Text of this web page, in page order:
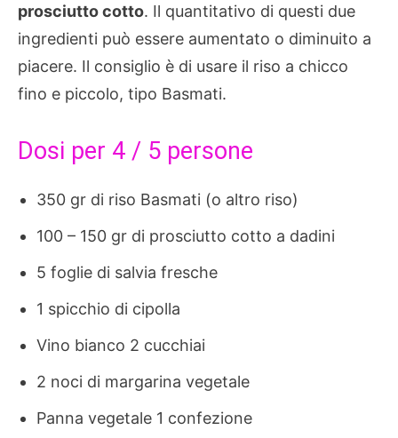
prosciutto cotto. Il quantitativo di questi due
ingredienti può essere aumentato o diminuito a
piacere. Il consiglio è di usare il riso a chicco
fino e piccolo, tipo Basmati.
Dosi per 4 / 5 persone
350 gr di riso Basmati (o altro riso)
100 – 150 gr di prosciutto cotto a dadini
5 foglie di salvia fresche
1 spicchio di cipolla
Vino bianco 2 cucchiai
2 noci di margarina vegetale
Panna vegetale 1 confezione